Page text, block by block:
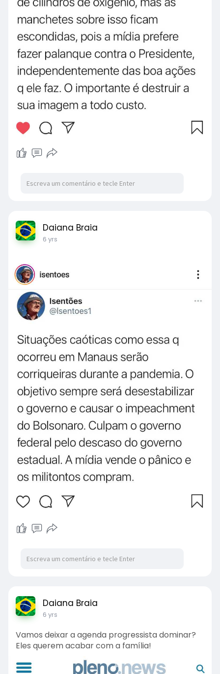
Daiana Braia
6 yrs
Daiana Braia
6 yrs
Vamos deixar a agenda progressista dominar?
Eles querem acabar com a família!